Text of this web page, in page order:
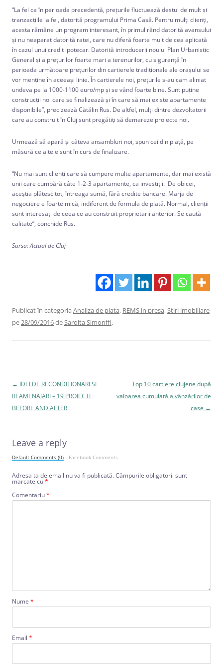
“La fel ca în perioada precedentă, prețurile fluctuează destul de mult și
tranzacțiile la fel, datorită programului Prima Casă. Pentru mulți clienți,
acesta rămâne un program interesant, în primul rând datorită avansului
și nu neaparat datorită ratei, care nu diferă foarte mult de cea aplicată
în cazul unui credit ipotecar. Datorită introducerii noului Plan Urbanistic
General și a prețurilor foarte mari a terenurilor, cu siguranță în
perioada următoare prețurilor din cartierele tradiționale ale orașului se
vor menține în aceeași linie. În cartierele noi, prețurile s-au cam aliniat
undeva pe la 1000-1100 euro/mp și se vând foarte bine. Sunt puține
construcții noi care se finalizează și în care să mai existe apartamente
disponibile”, precizează Cătălin Rus. De altfel, mulți dintre dezvoltatorii
care au construit în Cluj sunt pregătiți să demareze proiecte noi.
Urmează să apară și câteva ansambluri noi, spun cei din piață, pe
măsură ce altele sunt în curs de finalizare.
“Nu mai sunt clienți care să cumpere multe apartamente, dar mai există
unii care cumpără câte 1-2-3 apartamente, ca investiții. De obicei,
aceștia plătesc tot, întreaga sumă, fără credite bancare. Marja de
negociere e foarte mică, indiferent de formula de plată. Normal, clienții
sunt interesați de ceea ce au construit proprietarii anterior. Se caută
calitate”, conchide Rus.
Sursa: Actual de Cluj
Publicat în categoria Analiza de piata, REMS in presa,Stiri imobiliare
pe28/09/2016deSarolta Simonffi.
Navigare
în
articole
← IDEI DE RECONDITIONARI SI
REAMENAJARI – 19 PROIECTE
BEFORE AND AFTER
Top 10 cartiere clujene după
valoarea cumulată a vânzărilor de
case →
Leave a reply
Default Comments (0) Facebook Comments
Adresa ta de email nu va fi publicată.Câmpurile obligatorii sunt
marcate cu*
Comentariu*
Nume *
Email *